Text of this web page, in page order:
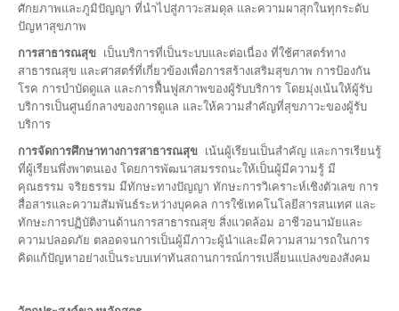
ศักยภาพและภูมิปัญญา ที่นำไปสู่ภาวะสมดุล และความผาสุกในทุกระดับ
ปัญหาสุขภาพ
การสาธารณสุข เป็นบริการที่เป็นระบบและต่อเนื่อง ที่ใช้ศาสตร์ทาง
สาธารณสุข และศาสตร์ที่เกี่ยวข้องเพื่อการสร้างเสริมสุขภาพ การป้องกัน
โรค การบำบัดดูแล และการฟื้นฟูสภาพของผู้รับบริการ โดยมุ่งเน้นให้ผู้รับ
บริการเป็นศูนย์กลางของการดูแล และให้ความสำคัญที่สุขภาวะของผู้รับ
บริการ
การจัดการศึกษาทางการสาธารณสุข เน้นผู้เรียนเป็นสำคัญ และการเรียนรู้
ที่ผู้เรียนพึ่งพาตนเอง โดยการพัฒนาสมรรถนะให้เป็นผู้มีความรู้ มี
คุณธรรม จริยธรรม มีทักษะทางปัญญา ทักษะการวิเคราะห์เชิงตัวเลข การ
สื่อสารและความสัมพันธ์ระหว่างบุคคล การใช้เทคโนโลยีสารสนเทศ และ
ทักษะการปฏิบัติงานด้านการสาธารณสุข สิ่งแวดล้อม อาชีวอนามัยและ
ความปลอดภัย ตลอดจนการเป็นผู้มีภาวะผู้นำและมีความสามารถในการ
คิดแก้ปัญหาอย่างเป็นระบบเท่าทันสถานการณ์การเปลี่ยนแปลงของสังคม